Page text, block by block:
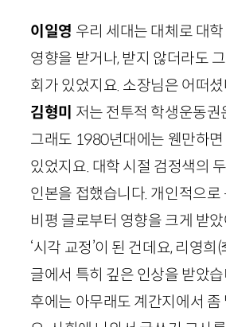
이일영 우리 세대는 대체로 대
영향을 받거나, 받지 않더라도 그
회가 있었지요. 소장님은 어떠
김형미 저는 전투적 학생운동권
그래도 1980년대에는 웬만하
있었지요. 대학 시절 검정색의 두
인본을 접했습니다. 개인적으로
비평 글로부터 영향을 크게 받
‘시각 교정’이 된 건데요, 리영희(
글에서 특히 깊은 인상을 받았
후에는 아무래도 계간지에서 좀